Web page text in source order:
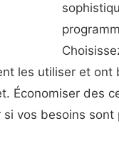
les utiliser et
Économiser des
vos besoins sont